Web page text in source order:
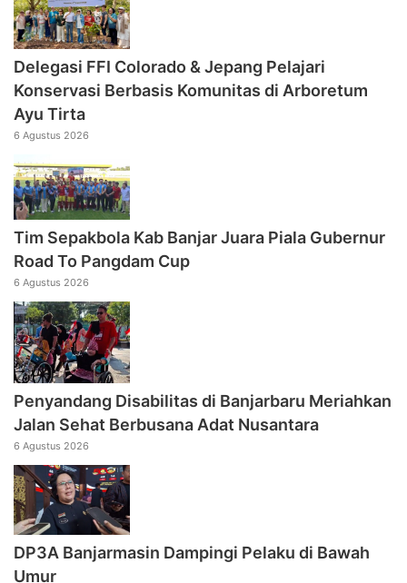
Delegasi FFI Colorado & Jepang Pelajari
Konservasi Berbasis Komunitas di Arboretum
Ayu Tirta
6 Agustus 2026
Tim Sepakbola Kab Banjar Juara Piala Gubernur
Road To Pangdam Cup
6 Agustus 2026
Penyandang Disabilitas di Banjarbaru Meriahkan
Jalan Sehat Berbusana Adat Nusantara
6 Agustus 2026
DP3A Banjarmasin Dampingi Pelaku di Bawah
Umur